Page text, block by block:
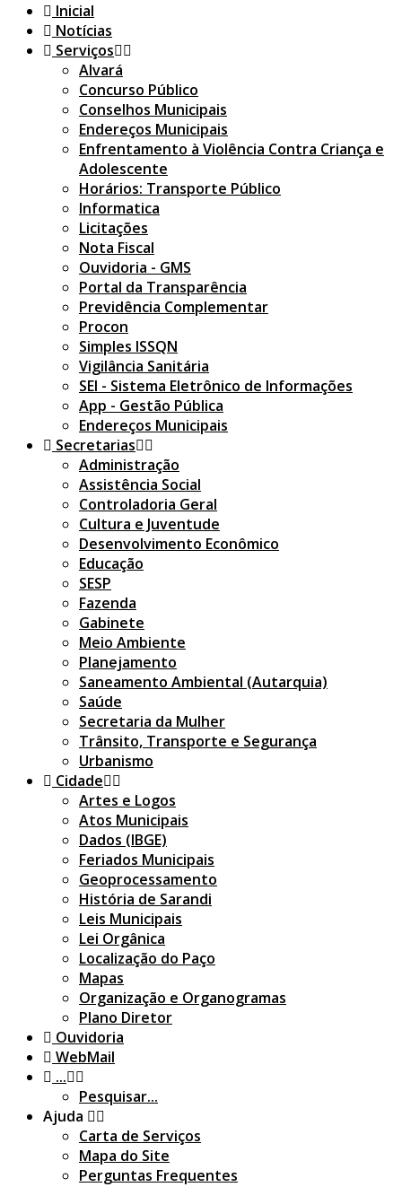
Inicial
Notícias
Serviços
Alvará
Concurso Público
Conselhos Municipais
Endereços Municipais
Enfrentamento à Violência Contra Criança e
Adolescente
Horários: Transporte Público
Informatica
Licitações
Nota Fiscal
Ouvidoria - GMS
Portal da Transparência
Previdência Complementar
Procon
Simples ISSQN
Vigilância Sanitária
SEI - Sistema Eletrônico de Informações
App - Gestão Pública
Endereços Municipais
Secretarias
Administração
Assistência Social
Controladoria Geral
Cultura e Juventude
Desenvolvimento Econômico
Educação
SESP
Fazenda
Gabinete
Meio Ambiente
Planejamento
Saneamento Ambiental (Autarquia)
Saúde
Secretaria da Mulher
Trânsito, Transporte e Segurança
Urbanismo
Cidade
Artes e Logos
Atos Municipais
Dados (IBGE)
Feriados Municipais
Geoprocessamento
História de Sarandi
Leis Municipais
Lei Orgânica
Localização do Paço
Mapas
Organização e Organogramas
Plano Diretor
Ouvidoria
WebMail
...
Pesquisar...
Ajuda
Carta de Serviços
Mapa do Site
Perguntas Frequentes